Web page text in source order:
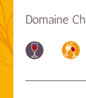
Domaine